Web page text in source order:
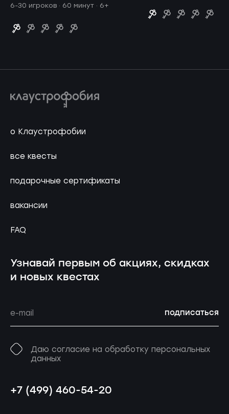
6-30 игроков · 60 минут · 6+
о Клаустрофобии
все квесты
подарочные сертификаты
вакансии
FAQ
Узнавай первым об акциях, скидках
и новых квестах
подписаться
Даю согласие на обработку персональных
данных
+7 (499) 460-54-20